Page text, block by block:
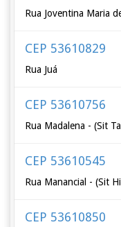
Rua Joventina Maria
CEP 53610829
Rua Juá
CEP 53610756
Rua Madalena - (Sit
CEP 53610545
Rua Manancial - (Sit
CEP 53610850